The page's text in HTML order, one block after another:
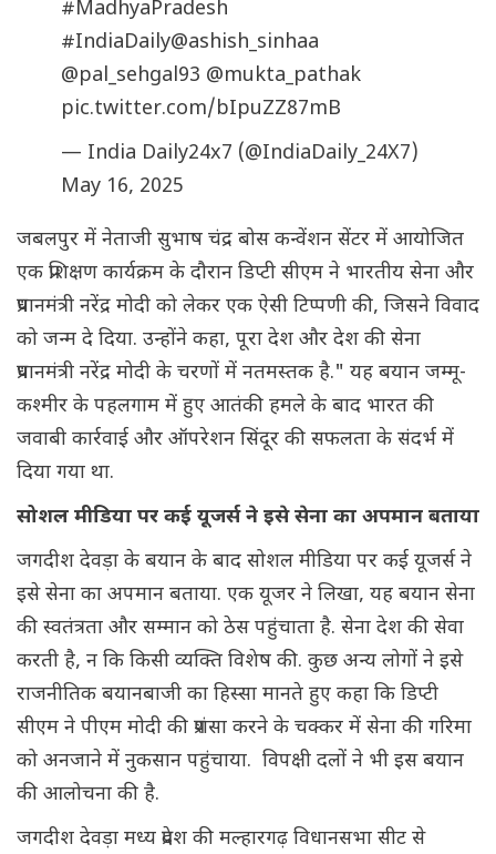
#MadhyaPradesh
#IndiaDaily@ashish_sinhaa
@pal_sehgal93 @mukta_pathak
pic.twitter.com/bIpuZZ87mB
— India Daily24x7 (@IndiaDaily_24X7)
May 16, 2025
जबलपुर में नेताजी सुभाष चंद्र बोस कन्वेंशन सेंटर में आयोजित
एक प्रशिक्षण कार्यक्रम के दौरान डिप्टी सीएम ने भारतीय सेना और
प्रधानमंत्री नरेंद्र मोदी को लेकर एक ऐसी टिप्पणी की, जिसने विवाद
को जन्म दे दिया. उन्होंने कहा, पूरा देश और देश की सेना
प्रधानमंत्री नरेंद्र मोदी के चरणों में नतमस्तक है." यह बयान जम्मू-
कश्मीर के पहलगाम में हुए आतंकी हमले के बाद भारत की
जवाबी कार्रवाई और ऑपरेशन सिंदूर की सफलता के संदर्भ में
दिया गया था.
सोशल मीडिया पर कई यूजर्स ने इसे सेना का अपमान बताया
जगदीश देवड़ा के बयान के बाद सोशल मीडिया पर कई यूजर्स ने
इसे सेना का अपमान बताया. एक यूजर ने लिखा, यह बयान सेना
की स्वतंत्रता और सम्मान को ठेस पहुंचाता है. सेना देश की सेवा
करती है, न कि किसी व्यक्ति विशेष की. कुछ अन्य लोगों ने इसे
राजनीतिक बयानबाजी का हिस्सा मानते हुए कहा कि डिप्टी
सीएम ने पीएम मोदी की प्रशंसा करने के चक्कर में सेना की गरिमा
को अनजाने में नुकसान पहुंचाया. विपक्षी दलों ने भी इस बयान
की आलोचना की है.
जगदीश देवड़ा मध्य प्रदेश की मल्हारगढ़ विधानसभा सीट से